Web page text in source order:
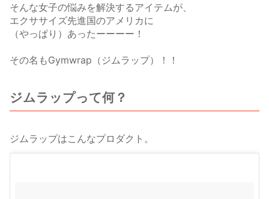
そんな女子の悩みを解決するアイテムが、
エクササイズ先進国のアメリカに
（やっぱり）あったーーーー！
その名もGymwrap（ジムラップ）！！
ジムラップって何？
ジムラップはこんなプロダクト。